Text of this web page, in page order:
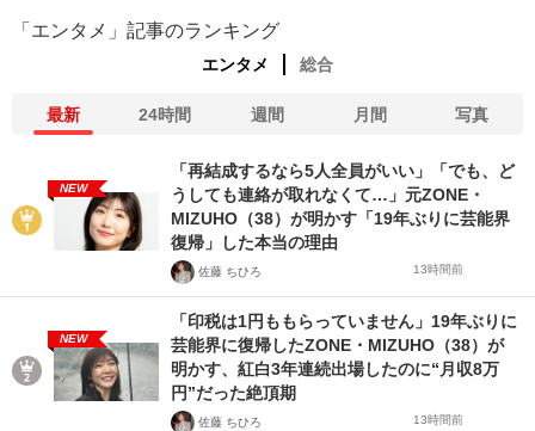
「エンタメ」記事のランキング
エンタメ 総合
最新 24時間 週間 月間 写真
NEW
「再結成するなら5人全員がいい」「でも、ど
うしても連絡が取れなくて…」元ZONE・
MIZUHO（38）が明かす「19年ぶりに芸能界
復帰」した本当の理由
佐藤 ちひろ 13時間前
NEW
「印税は1円ももらっていません」19年ぶりに
芸能界に復帰したZONE・MIZUHO（38）が
明かす、紅白3年連続出場したのに“月収8万
円”だった絶頂期
佐藤 ちひろ 13時間前